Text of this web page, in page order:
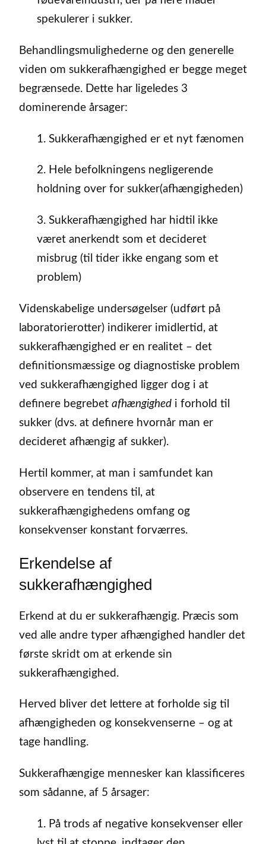
spekulerer i sukker.
Behandlingsmulighederne og den generelle
viden om sukkerafhængighed er begge meget
begrænsede. Dette har ligeledes 3
dominerende årsager:
1. Sukkerafhængighed er et nyt fænomen
2. Hele befolkningens negligerende
holdning over for sukker(afhængigheden)
3. Sukkerafhængighed har hidtil ikke
været anerkendt som et decideret
misbrug (til tider ikke engang som et
problem)
Videnskabelige undersøgelser (udført på
laboratorierotter) indikerer imidlertid, at
sukkerafhængighed er en realitet – det
definitionsmæssige og diagnostiske problem
ved sukkerafhængighed ligger dog i at
definere begrebet afhængighed i forhold til
sukker (dvs. at definere hvornår man er
decideret afhængig af sukker).
Hertil kommer, at man i samfundet kan
observere en tendens til, at
sukkerafhængighedens omfang og
konsekvenser konstant forværres.
Erkendelse af
sukkerafhængighed
Erkend at du er sukkerafhængig. Præcis som
ved alle andre typer afhængighed handler det
første skridt om at erkende sin
sukkerafhængighed.
Herved bliver det lettere at forholde sig til
afhængigheden og konsekvenserne – og at
tage handling.
Sukkerafhængige mennesker kan klassificeres
som sådanne, af 5 årsager:
1. På trods af negative konsekvenser eller